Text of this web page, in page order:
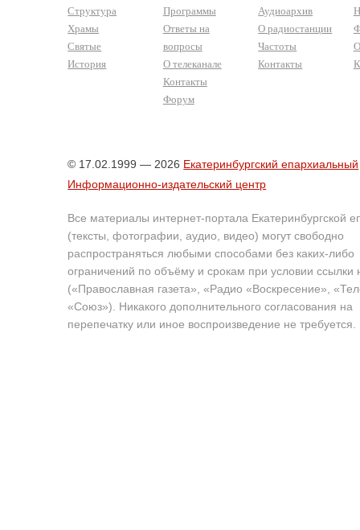
Структура
Храмы
Святые
История
Программы
Ответы на
вопросы
О телеканале
Контакты
Форум
Аудиоархив
О радиостанции
Частоты
Контакты
© 17.02.1999 — 2026 Екатеринбургский епархиальный
Информационно-издательский центр
Все материалы интернет-портала Екатеринбургской
(тексты, фотографии, аудио, видео) могут свободно
распространяться любыми способами без каких-либо
ограничений по объёму и срокам при условии ссылки
(«Православная газета», «Радио «Воскресение»,
«Союз»). Никакого дополнительного согласования на
перепечатку или иное воспроизведение не требуется.